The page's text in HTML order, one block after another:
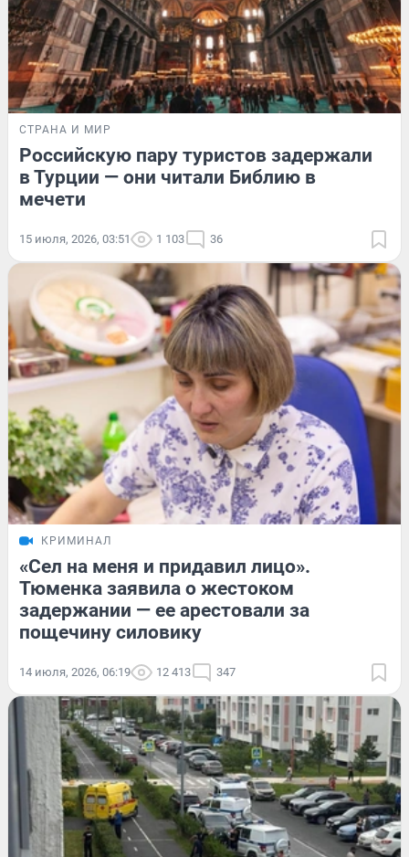
СТРАНА И МИР
Российскую пару туристов задержали
в Турции — они читали Библию в
мечети
15 июля, 2026, 03:51 1 103 36
КРИМИНАЛ
«Сел на меня и придавил лицо».
Тюменка заявила о жестоком
задержании — ее арестовали за
пощечину силовику
14 июля, 2026, 06:19 12 413 347